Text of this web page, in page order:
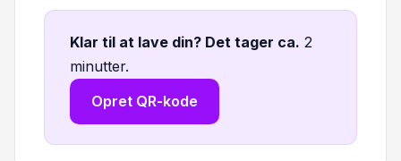
Klar til at lave din? Det tager ca. 2
minutter.
Opret QR-kode